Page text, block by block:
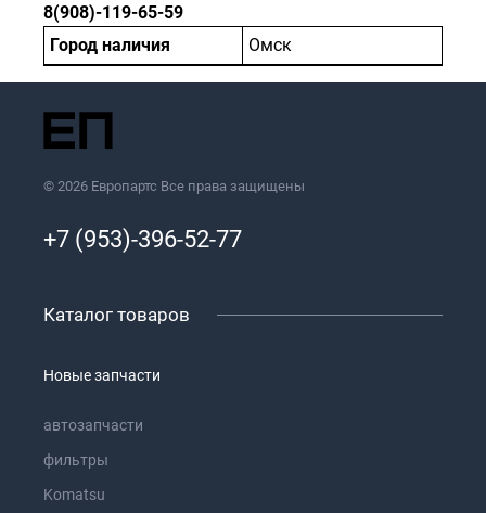
8(908)-119-65-59
Город наличия
Омск
© 2026 Европартс Все права защищены
+7 (953)-396-52-77
Каталог товаров
Новые запчасти
автозапчасти
фильтры
Komatsu